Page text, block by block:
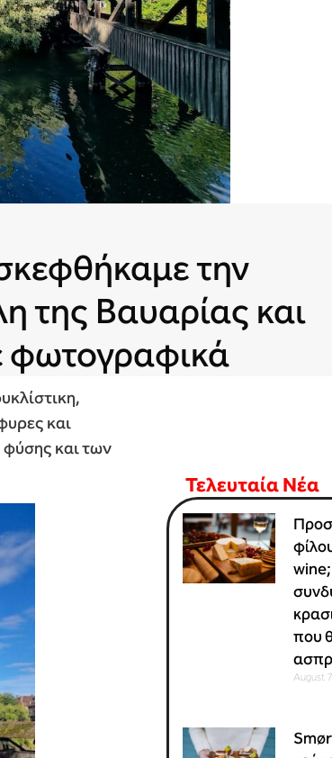
την
της Βαυαρίας και
φωτογραφικά
και
φύσης και των
Τελευταία Νέα
wine;
που
August